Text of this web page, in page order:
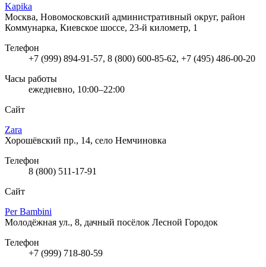
Kapika
Москва, Новомосковский административный округ, район
Коммунарка, Киевское шоссе, 23-й километр, 1
Телефон
+7 (999) 894-91-57, 8 (800) 600-85-62, +7 (495) 486-00-20
Часы работы
ежедневно, 10:00–22:00
Сайт
Zara
Хорошёвский пр., 14, село Немчиновка
Телефон
8 (800) 511-17-91
Сайт
Per Bambini
Молодёжная ул., 8, дачный посёлок Лесной Городок
Телефон
+7 (999) 718-80-59